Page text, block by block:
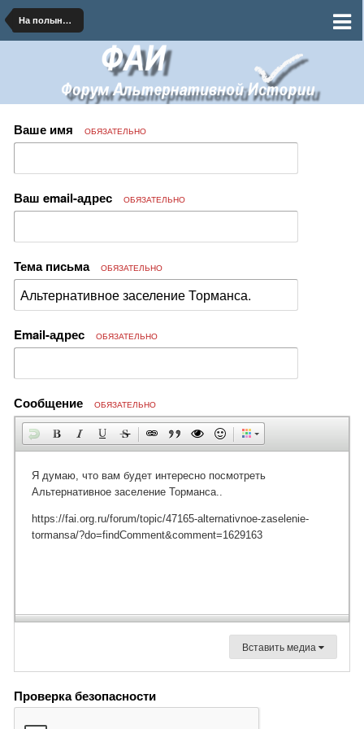
На полынных тропинках далеких планет
Ваше имя ОБЯЗАТЕЛЬНО
Ваш email-адрес ОБЯЗАТЕЛЬНО
Тема письма ОБЯЗАТЕЛЬНО
Email-адрес ОБЯЗАТЕЛЬНО
Сообщение ОБЯЗАТЕЛЬНО
Вставить медиа
Проверка безопасности